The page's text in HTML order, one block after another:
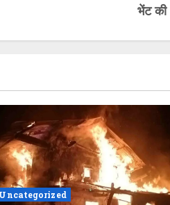
भेंट
Uncategorized